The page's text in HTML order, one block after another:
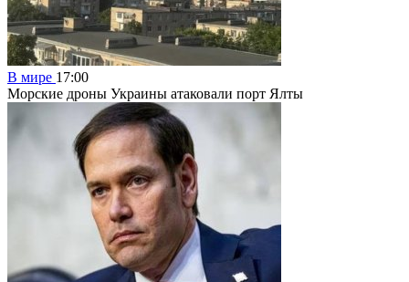
В мире 17:00
Морские дроны Украины атаковали порт Ялты